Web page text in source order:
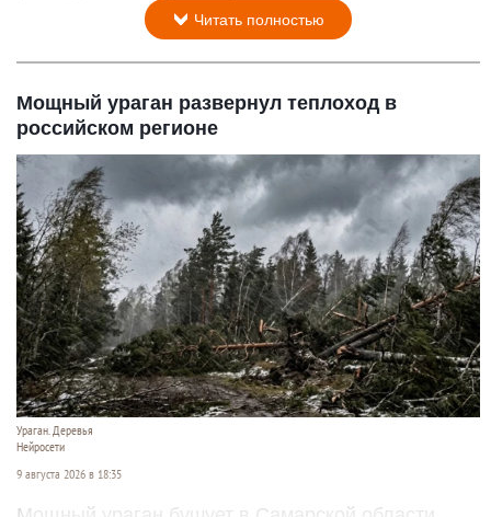
Читать полностью
Мощный ураган развернул теплоход в
российском регионе
Ураган. Деревья
Нейросети
9 августа 2026 в 18:35